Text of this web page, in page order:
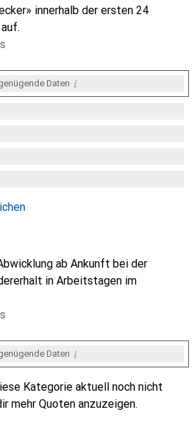
innerhalb der ersten 24
Daten i
ab Ankunft bei der
in Arbeitstagen im
Daten i
Kategorie aktuell noch nicht
mehr Quoten anzuzeigen.